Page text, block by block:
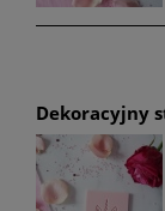
Dekoracyjny